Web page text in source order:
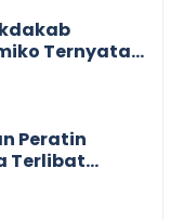
Ternyata
Gemilang
Peratin
Terlibat